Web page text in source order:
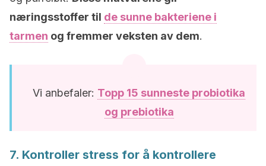
næringsstoffer til de sunne bakteriene i
tarmen og fremmer veksten av dem.
Vi anbefaler: Topp 15 sunneste probiotika
og prebiotika
7. Kontroller stress for å kontrollere